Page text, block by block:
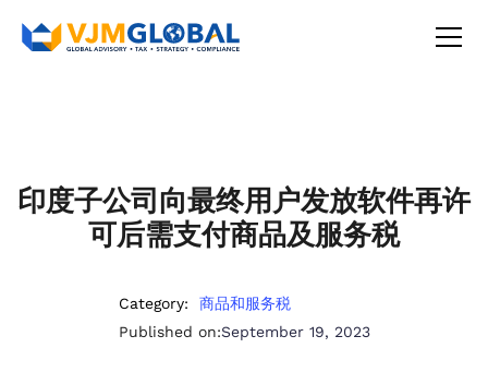
印度子公司向最终用户发放软件再许
可后需支付商品及服务税
Category:
商品和服务税
Published on:September 19, 2023